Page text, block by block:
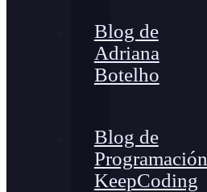
Blog de
Adriana
Botelho
Blog de
Programación
KeepCoding